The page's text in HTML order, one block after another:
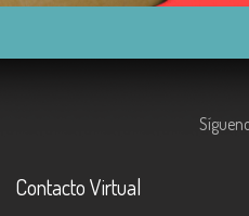
Contacto Virtual